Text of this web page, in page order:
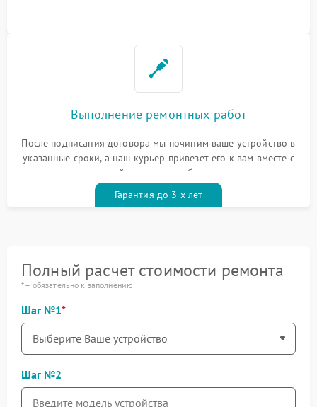
Выполнение ремонтных работ
После подписания договора мы починим ваше устройство в
указанные сроки, а наш курьер привезет его к вам вместе с
гарантийным талоном бесплатно
Гарантия до 3-х лет
Полный расчет стоимости ремонта
* – обязательно к заполнению
Шаг №1
Шаг №2